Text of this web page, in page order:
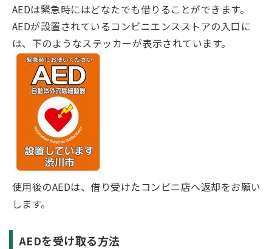
AEDは緊急時にはどなたでも借りることができます。
AEDが設置されているコンビニエンスストアの入口に
は、下のようなステッカーが表示されています。
使用後のAEDは、借り受けたコンビニ店へ返却をお願い
します。
AEDを受け取る方法